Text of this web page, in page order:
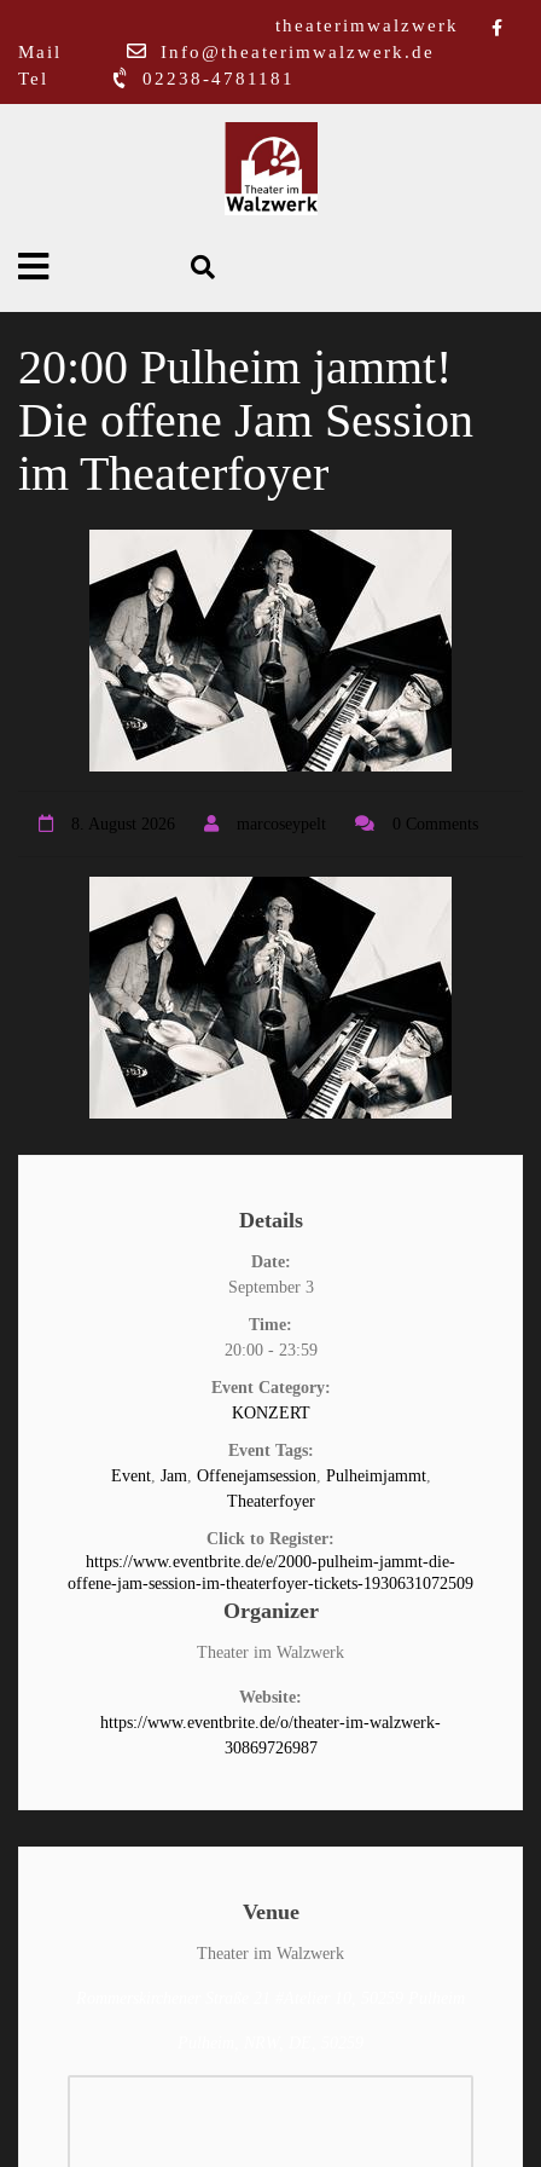
theaterimwalzwerk
Mail
Info@theaterimwalzwerk.de
Tel
02238-4781181
20:00 Pulheim jammt!
Die offene Jam Session
im Theaterfoyer
8. August 2026 marcoseypelt 0 Comments
Details
Date:
September 3
Time:
20:00 - 23:59
Event Category:
KONZERT
Event Tags:
Event, Jam, Offenejamsession, Pulheimjammt,
Theaterfoyer
Click to Register:
https://www.eventbrite.de/e/2000-pulheim-jammt-die-
offene-jam-session-im-theaterfoyer-tickets-1930631072509
Organizer
Theater im Walzwerk
Website:
https://www.eventbrite.de/o/theater-im-walzwerk-
30869726987
Venue
Theater im Walzwerk